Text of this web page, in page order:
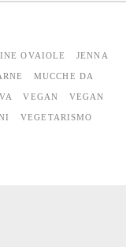
OVAIOLE JENNA
MUCCHE DA
VEGAN VEGAN
VEGETARISMO